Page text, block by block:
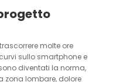
molte ore
sullo smartphone e
diventati la norma,
zona lombare, dolore